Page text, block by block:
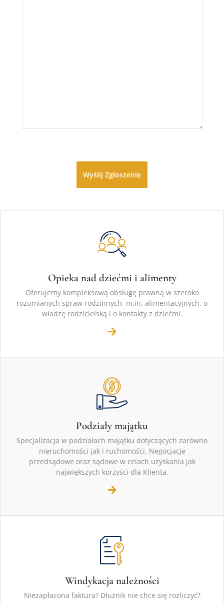
Opieka nad dziećmi i alimenty
Oferujemy kompleksową obsługę prawną w szeroko
rozumianych spraw rodzinnych, m.in. alimentacyjnych, o
władzę rodzicielską i o kontakty z dziećmi.
Podziały majątku
Specjalizacja w podziałach majątku dotyczących zarówno
nieruchomości jak i ruchomości. Negocjacje
przedsądowe oraz sądowe w celach uzyskania jak
największych korzyści dla Klienta.
Windykacja należności
Niezapłacona faktura? Dłużnik nie chce się rozliczyć?